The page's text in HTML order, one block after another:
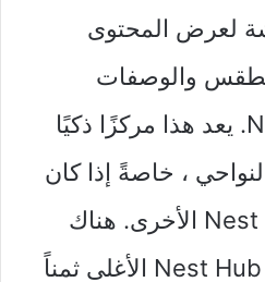
لعرض المحتوى
والوصفات
والصور و Netflix. يعد هذا مركزًا ذكيًا
، خاصةً إذا كان
محاطًا بمنتجات Nest الأخرى. هناك
أيضًا جهاز Nest Hub Max الأغلى ثمناً